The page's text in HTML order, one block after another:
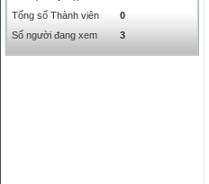
RMB
3272
RUB
Tổng số Thành viên
0
Số người đang xem
3